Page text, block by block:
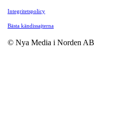
Integritetspolicy
Bästa kändissajterna
© Nya Media i Norden AB